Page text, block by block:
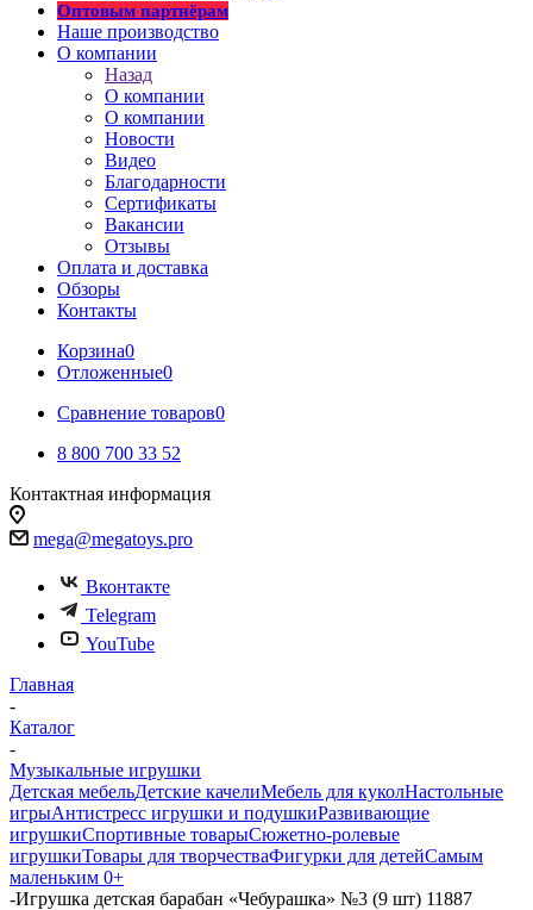
Оптовым партнёрам
Наше производство
О компании
Назад
О компании
О компании
Новости
Видео
Благодарности
Сертификаты
Вакансии
Отзывы
Оплата и доставка
Обзоры
Контакты
Корзина0
Отложенные0
Сравнение товаров0
8 800 700 33 52
Контактная информация
mega@megatoys.pro
Вконтакте
Telegram
YouTube
Главная
-
Каталог
-
Музыкальные игрушки
Детская мебельДетские качелиМебель для куколНастольные
игрыАнтистресс игрушки и подушкиРазвивающие
игрушкиСпортивные товарыСюжетно-ролевые
игрушкиТовары для творчестваФигурки для детейСамым
маленьким 0+
-Игрушка детская барабан «Чебурашка» №3 (9 шт) 11887